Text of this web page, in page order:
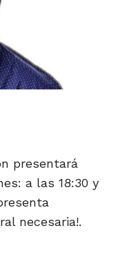
presentará
a las 18:30 y
necesaria!.